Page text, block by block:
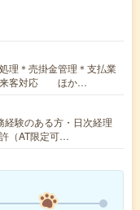
理＊売掛金管理＊支払業
来客対応 ほか…
験のある方・日次経理
（AT限定可…